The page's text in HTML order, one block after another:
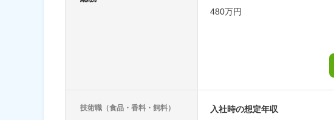
480万円
技術職（食品・香料・飼料）
入社時の想定年収